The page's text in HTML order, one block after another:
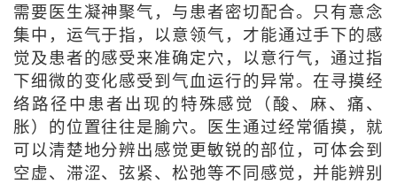
需要医生凝神聚气，与患者密切配合。只有意念
集中，运气于指，以意领气，才能通过手下的感
觉及患者的感受来准确定穴，以意行气，通过指
下细微的变化感受到气血运行的异常。在寻摸经
络路径中患者出现的特殊感觉（酸、麻、痛、
胀）的位置往往是腧穴。医生通过经常循摸，就
可以清楚地分辨出感觉更敏锐的部位，可体会到
空虚、滞涩、弦紧、松弛等不同感觉，并能辨别